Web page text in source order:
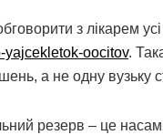
з лікарем
yajcekletok-oocitov.
а не одну вузьку
резерв – це